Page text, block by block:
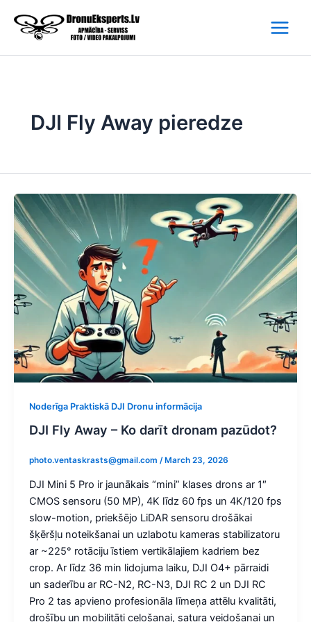
content
DJI Fly Away pieredze
Noderīga Praktiskā DJI Dronu informācija
DJI Fly Away – Ko darīt dronam pazūdot?
photo.ventaskrasts@gmail.com / March 23, 2026
DJI Mini 5 Pro ir jaunākais “mini” klases drons ar 1″
CMOS sensoru (50 MP), 4K līdz 60 fps un 4K/120 fps
slow-motion, priekšējo LiDAR sensoru drošākai
šķēršļu noteikšanai un uzlabotu kameras stabilizatoru
ar ~225° rotāciju īstiem vertikālajiem kadriem bez
crop. Ar līdz 36 min lidojuma laiku, DJI O4+ pārraidi
un saderību ar RC-N2, RC-N3, DJI RC 2 un DJI RC
Pro 2 tas apvieno profesionāla līmeņa attēlu kvalitāti,
drošību un mobilitāti ceļošanai, satura veidošanai un